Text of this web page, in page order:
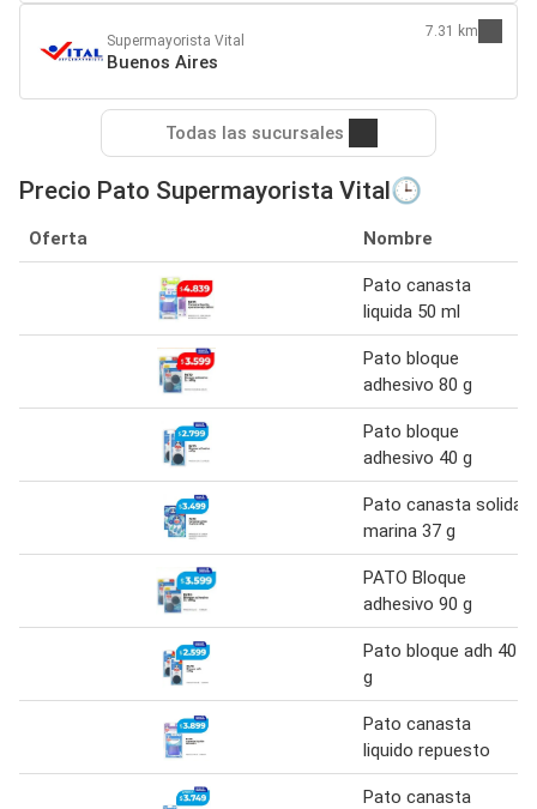
Supermayorista Vital
Buenos Aires
7.31 km
Todas las sucursales
Precio Pato Supermayorista Vital🕒
Oferta Nombre
Pato canasta
liquida 50 ml
Pato bloque
adhesivo 80 g
Pato bloque
adhesivo 40 g
Pato canasta solida
marina 37 g
PATO Bloque
adhesivo 90 g
Pato bloque adh 40
g
Pato canasta
liquido repuesto
Pato canasta